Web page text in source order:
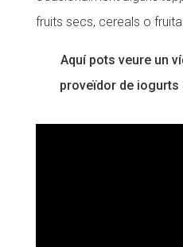
fruits secs, cereals o
Aquí pots veure un
proveïdor de